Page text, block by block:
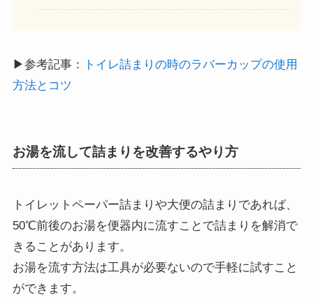
▶参考記事：
トイレ詰まりの時のラバーカップの使用
方法とコツ
お湯を流して詰まりを改善するやり方
トイレットペーパー詰まりや大便の詰まりであれば、
50℃前後のお湯を便器内に流すことで詰まりを解消で
きることがあります。
お湯を流す方法は工具が必要ないので手軽に試すこと
ができます。